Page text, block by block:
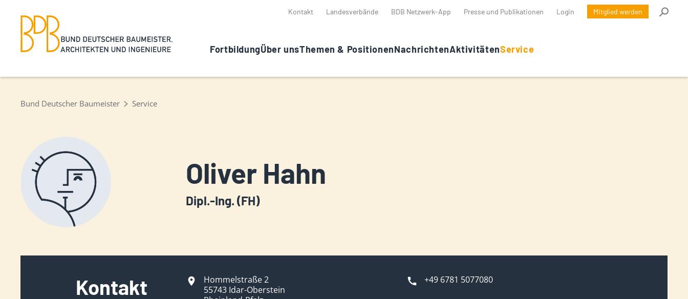
Kontakt Landesverbände BDB Netzwerk-App Presse und Publikationen Login Mitglied werden
FortbildungÜber unsThemen & PositionenNachrichtenAktivitätenService
Bund Deutscher Baumeister Service
Oliver Hahn
Dipl.-Ing. (FH)
Kontakt
Hommelstraße 2
55743 Idar-Oberstein
+49 6781 5077080